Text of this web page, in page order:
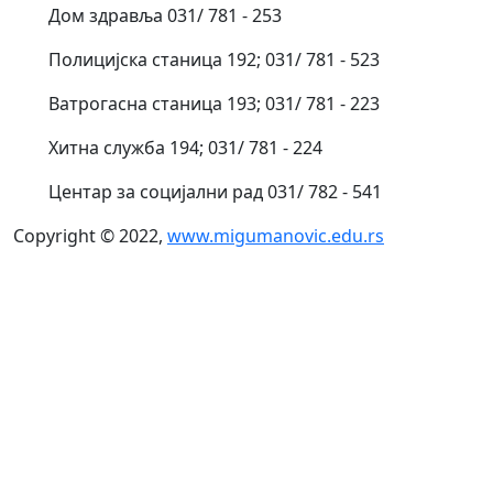
Дом здравља 031/ 781 - 253
Полицијска станица 192; 031/ 781 - 523
Ватрогасна станица 193; 031/ 781 - 223
Хитна служба 194; 031/ 781 - 224
Центар за социјални рад 031/ 782 - 541
Copyright © 2022, www.migumanovic.edu.rs